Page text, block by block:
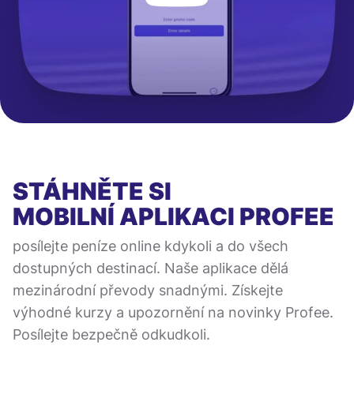
STÁHNĚTE SI
MOBILNÍ APLIKACI PROFEE
posílejte peníze online kdykoli a do všech
dostupných destinací. Naše aplikace dělá
mezinárodní převody snadnými. Získejte
výhodné kurzy a upozornění na novinky Profee.
Posílejte bezpečně odkudkoli.